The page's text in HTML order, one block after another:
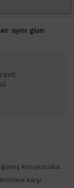
aynı gün
koruyucudur.
karşı